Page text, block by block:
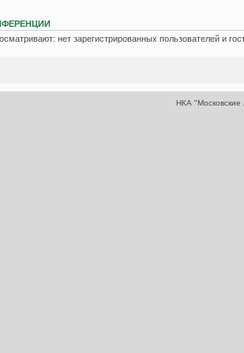
нет зарегистрированных пользователей и
НКА